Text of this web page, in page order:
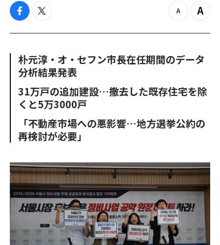
f
c
o
o
k
t
i
e
r
z
o
u
Z
o
n
朴元淳・オ・セフン市長在任期間のデータ
分析結果発表
31万戸の追加建設…撤去した既存住宅を除
くと5万3000戸
「不動産市場への悪影響…地方選挙公約の
再検討が必要」